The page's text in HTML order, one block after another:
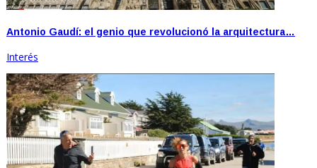
Antonio Gaudí: el genio que revolucionó la arquitectura…
Interés